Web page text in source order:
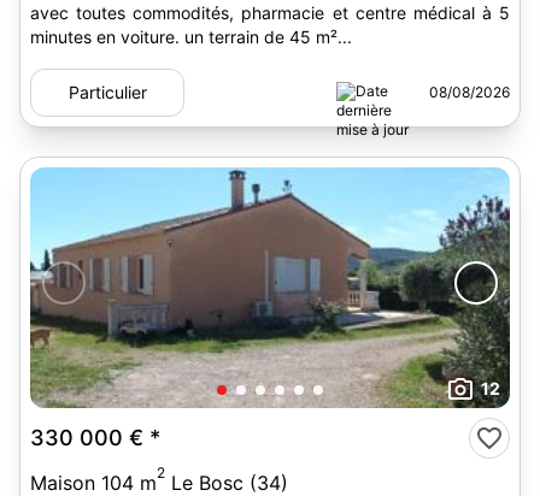
avec toutes commodités, pharmacie et centre médical à 5
minutes en voiture. un terrain de 45 m²...
Particulier 08/08/2026
12
330 000 € *
Maison 104 m2 Le Bosc (34)